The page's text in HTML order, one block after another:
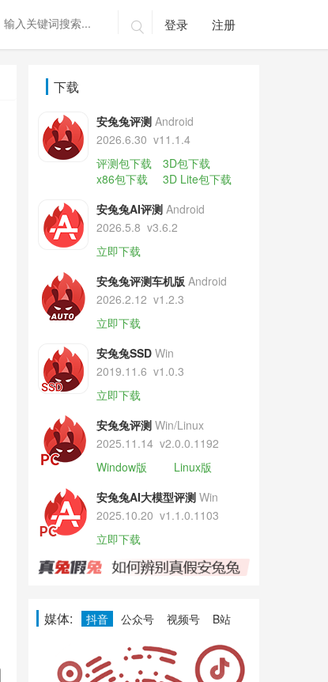
 登录 注册
下载
安兔兔评测 Android
2026.6.30 v11.1.4
评测包下载
3D包下载
x86包下载
3D Lite包下载
安兔兔AI评测 Android
2026.5.8 v3.6.2
立即下载
安兔兔评测车机版 Android
2026.2.12 v1.2.3
立即下载
安兔兔SSD Win
2019.11.6 v1.0.3
立即下载
安兔兔评测 Win/Linux
2025.11.14 v2.0.0.1192
Window版
Linux版
安兔兔AI大模型评测 Win
2025.10.20 v1.1.0.1103
立即下载
媒体: 抖音 公众号 视频号 B站